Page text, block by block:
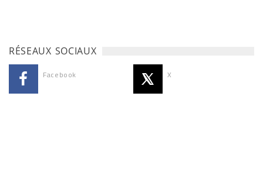
RÉSEAUX SOCIAUX
Facebook X